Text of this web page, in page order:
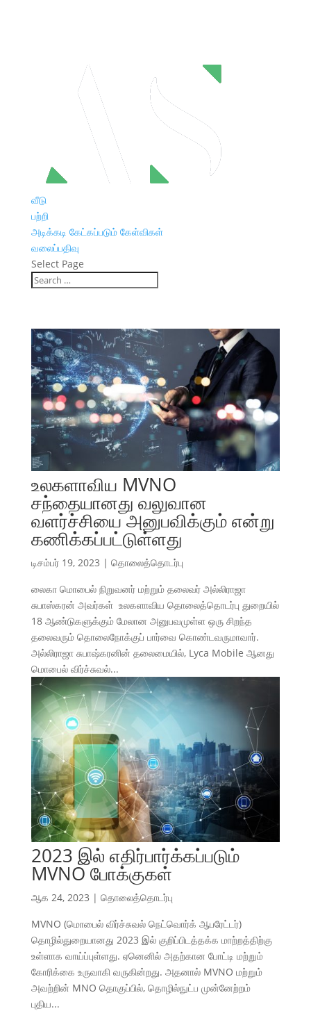
வீடு
பற்றி
அடிக்கடி கேட்கப்படும் கேள்விகள்
வலைப்பதிவு
Select Page
உலகளாவிய MVNO
சந்தையானது வலுவான
வளர்ச்சியை அனுபவிக்கும் என்று
கணிக்கப்பட்டுள்ளது
டிசம்பர் 19, 2023 | தொலைத்தொடர்பு
லைகா மொபைல் நிறுவனர் மற்றும் தலைவர் அல்லிராஜா
சுபாஸ்கரன் அவர்கள் உலகளாவிய தொலைத்தொடர்பு துறையில்
18 ஆண்டுகளுக்கும் மேலான அனுபவமுள்ள ஒரு சிறந்த
தலைவரும் தொலைநோக்குப் பார்வை கொண்டவருமாவார்.
அல்லிராஜா சுபாஷ்கரனின் தலைமையில், Lyca Mobile ஆனது
மொபைல் விர்ச்சுவல்...
2023 இல் எதிர்பார்க்கப்படும்
MVNO போக்குகள்
ஆக 24, 2023 | தொலைத்தொடர்பு
MVNO (மொபைல் விர்ச்சுவல் நெட்வொர்க் ஆபரேட்டர்)
தொழில்துறையானது 2023 இல் குறிப்பிடத்தக்க மாற்றத்திற்கு
உள்ளாக வாய்ப்புள்ளது. ஏனெனில் அதற்கான போட்டி மற்றும்
கோரிக்கை உருவாகி வருகின்றது. அதனால் MVNO மற்றும்
அவற்றின் MNO தொகுப்பில், தொழில்நுட்ப முன்னேற்றம்
புதிய...